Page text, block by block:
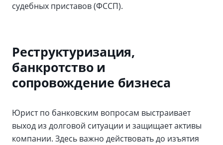
судебных приставов (ФССП).
Реструктуризация,
банкротство и
сопровождение бизнеса
Юрист по банковским вопросам выстраивает
выход из долговой ситуации и защищает активы
компании. Здесь важно действовать до изъятия